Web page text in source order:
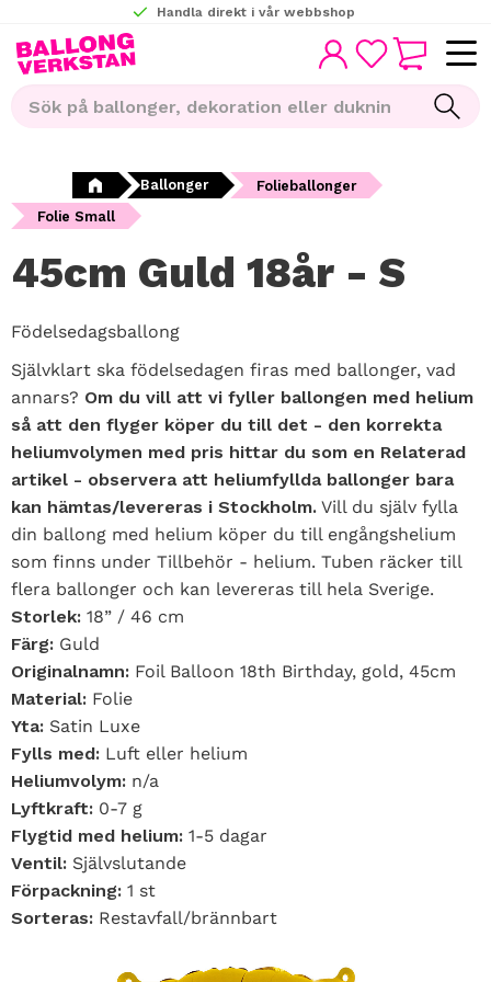
Meny
Handla direkt i vår webbshop
FAVORITER
KUNDVAGN
Ballonger
Folieballonger
Folie Small
45cm Guld 18år - S
Födelsedagsballong
Självklart ska födelsedagen firas med ballonger, vad
annars? Om du vill att vi fyller ballongen med helium
så att den flyger köper du till det - den korrekta
heliumvolymen med pris hittar du som en Relaterad
artikel - observera att heliumfyllda ballonger bara
kan hämtas/levereras i Stockholm. Vill du själv fylla
din ballong med helium köper du till engångshelium
som finns under Tillbehör - helium. Tuben räcker till
flera ballonger och kan levereras till hela Sverige.
Storlek: 18” / 46 cm
Färg: Guld
Originalnamn: Foil Balloon 18th Birthday, gold, 45cm
Material: Folie
Yta: Satin Luxe
Fylls med: Luft eller helium
Heliumvolym: n/a
Lyftkraft: 0-7 g
Flygtid med helium: 1-5 dagar
Ventil: Självslutande
Förpackning: 1 st
Sorteras: Restavfall/brännbart